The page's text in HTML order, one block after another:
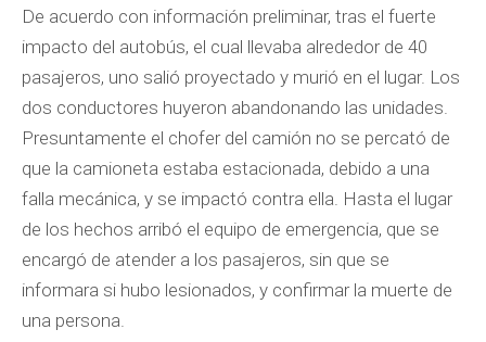
De acuerdo con información preliminar, tras el fuerte
impacto del autobús, el cual llevaba alrededor de 40
pasajeros, uno salió proyectado y murió en el lugar. Los
dos conductores huyeron abandonando las unidades.
Presuntamente el chofer del camión no se percató de
que la camioneta estaba estacionada, debido a una
falla mecánica, y se impactó contra ella. Hasta el lugar
de los hechos arribó el equipo de emergencia, que se
encargó de atender a los pasajeros, sin que se
informara si hubo lesionados, y confirmar la muerte de
una persona.